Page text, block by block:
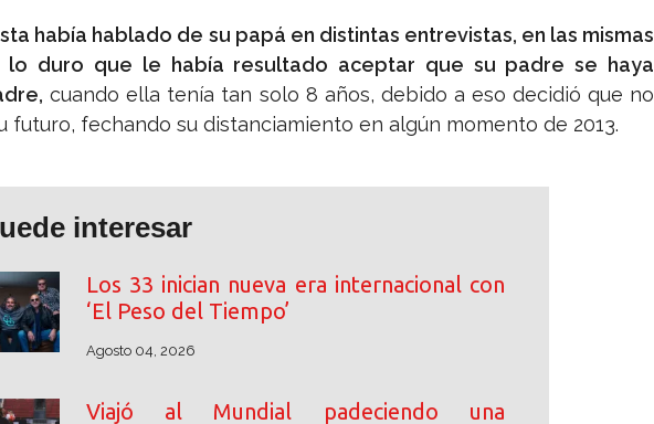
había hablado de su papá en distintas entrevistas, en las mismas
lo duro que le había resultado aceptar que su padre se haya
cuando ella tenía tan solo 8 años, debido a eso decidió que no
futuro, fechando su distanciamiento en algún momento de 2013.
interesar
Los 33 inician nueva era internacional con
‘El Peso del Tiempo’
Agosto 04, 2026
Viajó al Mundial padeciendo una